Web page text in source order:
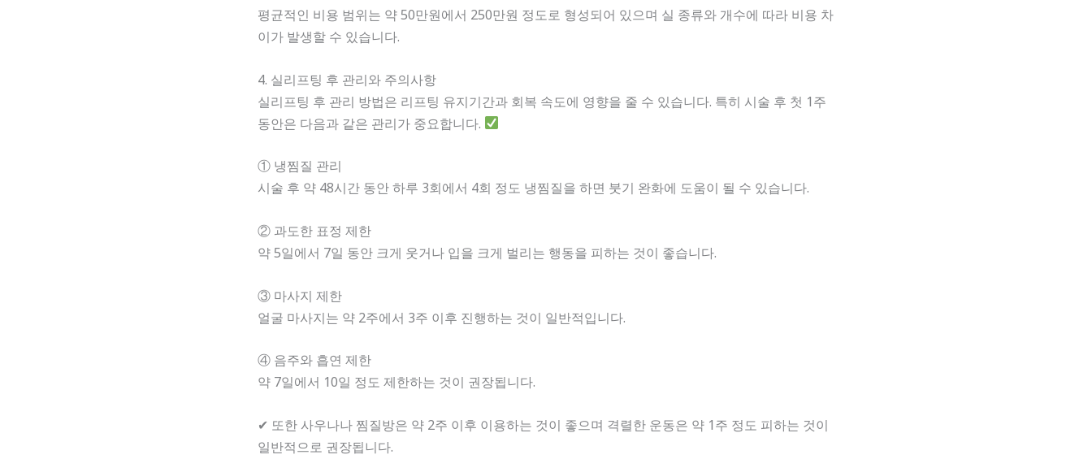
평균적인 비용 범위는 약 50만원에서 250만원 정도로 형성되어 있으며 실 종류와 개수에 따라 비용 차
이가 발생할 수 있습니다.
4. 실리프팅 후 관리와 주의사항
실리프팅 후 관리 방법은 리프팅 유지기간과 회복 속도에 영향을 줄 수 있습니다. 특히 시술 후 첫 1주
동안은 다음과 같은 관리가 중요합니다.
① 냉찜질 관리
시술 후 약 48시간 동안 하루 3회에서 4회 정도 냉찜질을 하면 붓기 완화에 도움이 될 수 있습니다.
② 과도한 표정 제한
약 5일에서 7일 동안 크게 웃거나 입을 크게 벌리는 행동을 피하는 것이 좋습니다.
③ 마사지 제한
얼굴 마사지는 약 2주에서 3주 이후 진행하는 것이 일반적입니다.
④ 음주와 흡연 제한
약 7일에서 10일 정도 제한하는 것이 권장됩니다.
✔ 또한 사우나나 찜질방은 약 2주 이후 이용하는 것이 좋으며 격렬한 운동은 약 1주 정도 피하는 것이
일반적으로 권장됩니다.